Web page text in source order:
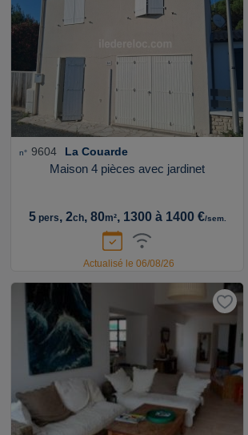
n° 9604 La Couarde
Maison 4 pièces avec jardinet
5pers, 2ch, 80m², 1300 à 1400 €/sem.
Actualisé le 06/08/26